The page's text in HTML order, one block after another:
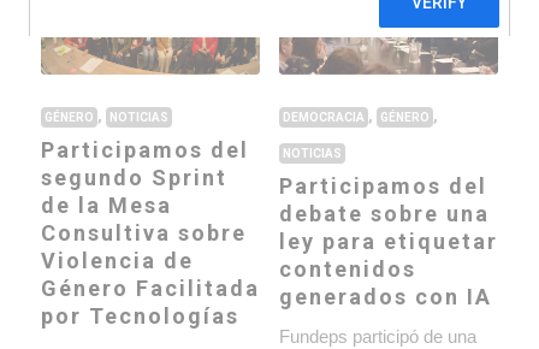
GÉNERO , NOTICIAS
Participamos del
segundo Sprint
de la Mesa
Consultiva sobre
Violencia de
Género Facilitada
por Tecnologías
DEMOCRACIA , GÉNERO ,
NOTICIAS
Participamos del
debate sobre una
ley para etiquetar
contenidos
generados con IA
Fundeps participó de una